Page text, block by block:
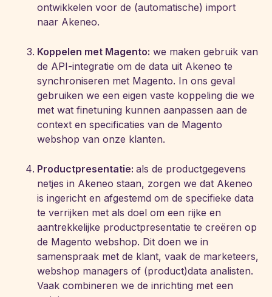
ontwikkelen voor de (automatische) import
naar Akeneo.
Koppelen met Magento: we maken gebruik van
de API-integratie om de data uit Akeneo te
synchroniseren met Magento. In ons geval
gebruiken we een eigen vaste koppeling die we
met wat finetuning kunnen aanpassen aan de
context en specificaties van de Magento
webshop van onze klanten.
Productpresentatie:als de productgegevens
netjes in Akeneo staan, zorgen we dat Akeneo
is ingericht en afgestemd om de specifieke data
te verrijken met als doel om een rijke en
aantrekkelijke productpresentatie te creëren op
de Magento webshop. Dit doen we in
samenspraak met de klant, vaak de marketeers,
webshop managers of (product)data analisten.
Vaak combineren we de inrichting met een